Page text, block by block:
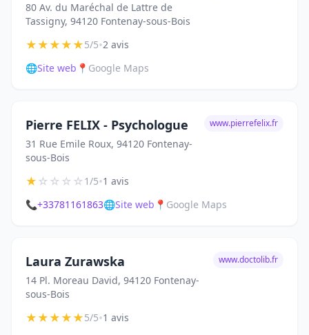
80 Av. du Maréchal de Lattre de
Tassigny, 94120 Fontenay-sous-Bois
★★★★★5/5•2 avis
🌐Site web 📍 Google Maps
Pierre FELIX - Psychologue
31 Rue Emile Roux, 94120 Fontenay-
sous-Bois
www.pierrefelix.fr
★☆☆☆☆1/5•1 avis
📞+33781161863🌐Site web 📍 Google Maps
Laura Zurawska
14 Pl. Moreau David, 94120 Fontenay-
sous-Bois
www.doctolib.fr
★★★★★5/5•1 avis